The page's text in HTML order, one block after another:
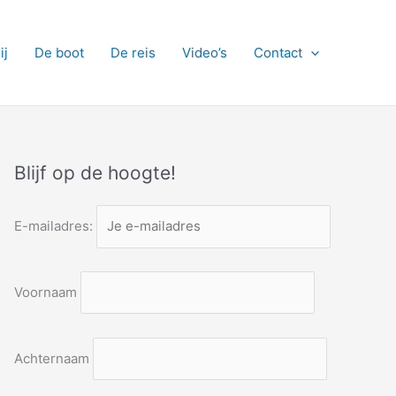
De boot De reis Video’s Contact
Blijf op de hoogte!
E-mailadres:
Voornaam
Achternaam